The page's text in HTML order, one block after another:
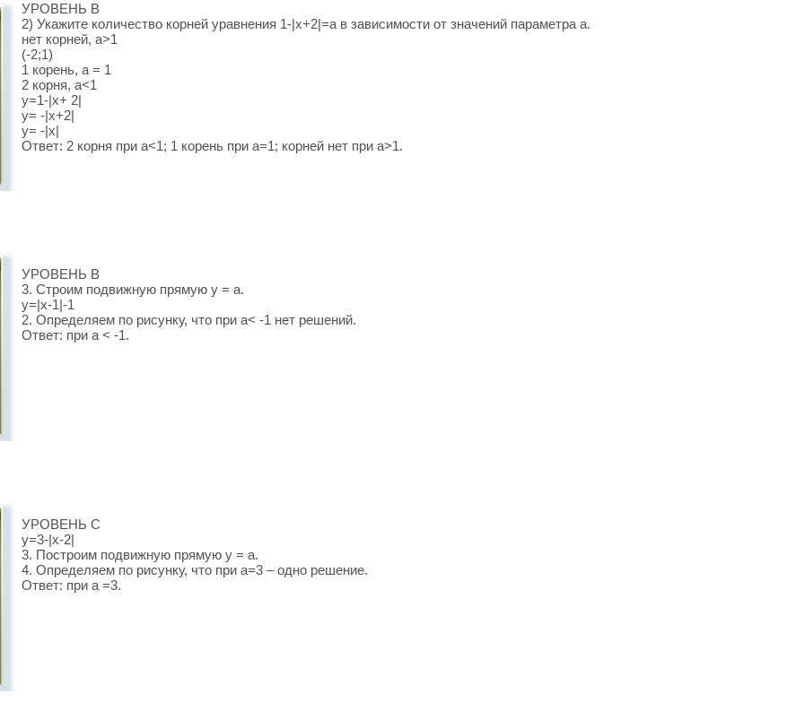
УРОВЕНЬ В
2) Укажите количество корней уравнения 1-|x+2|=a в зависимости от значений параметра а.
нет корней, а>1
(-2;1)
1 корень, а = 1
2 корня, а<1
у=1-|x+ 2|
y= -|x+2|
y= -|x|
Ответ: 2 корня при а<1; 1 корень при а=1; корней нет при а>1.
УРОВЕНЬ В
3. Строим подвижную прямую у = а.
y=|x-1|-1
2. Определяем по рисунку, что при а< -1 нет решений.
Ответ: при а < -1.
УРОВЕНЬ С
y=3-|x-2|
3. Построим подвижную прямую у = а.
4. Определяем по рисунку, что при а=3 – одно решение.
Ответ: при а =3.